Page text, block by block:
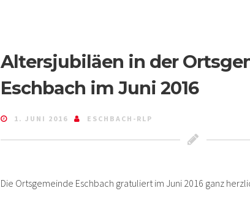
Altersjubiläen in der
Eschbach im Juni 2016
1. JUNI 2016 ESCHBACH-RLP
Die Ortsgemeinde Eschbach gratuliert im Juni 2016 ganz